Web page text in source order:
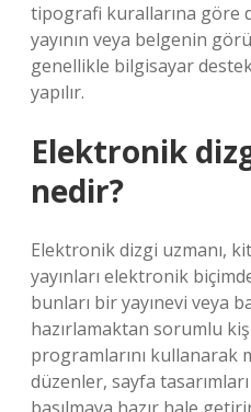
tipografi kurallarına göre
yayının veya belgenin
genellikle bilgisayar
yapılır.
Elektronik
nedir?
Elektronik dizgi uzmanı,
yayınları elektronik
bunları bir yayınevi veya
hazırlamaktan sorumlu
programlarını kullanarak
düzenler, sayfa